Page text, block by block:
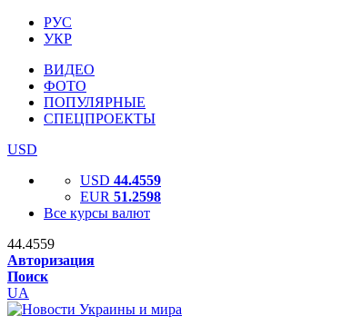
РУС
УКР
ВИДЕО
ФОТО
ПОПУЛЯРНЫЕ
СПЕЦПРОЕКТЫ
USD
USD 44.4559
EUR 51.2598
Все курсы валют
44.4559
Авторизация
Поиск
UA